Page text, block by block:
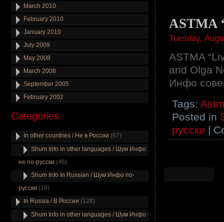
ASTMA
Tuesday,
ASTMA
and Olga
Инфо
Tags:
Posted in
русски |
March 2010
February 2010
January 2010
July 2009
May 2008
March 2008
September 2005
February 2002
Categories
In other countries / Не в России (67)
Shum Info in other languages / Шум Инфо
не по-русски (46)
Shum Info In Russian / Шум Инфо по-
русски (19)
In Russia / В России (128)
Shum Info in other languages / Шум Инфо